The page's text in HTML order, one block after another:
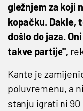
gležnjem za koji
kopačku. Dakle,
došlo do jaza.
takve partije",
Kante je
poluvremenu, a
stanju igrati ni 90